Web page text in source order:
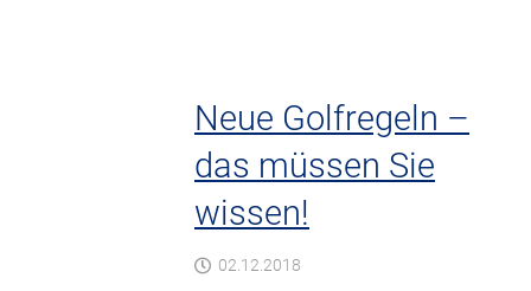
Neue Golfregeln –
das müssen Sie
wissen!
02.12.2018